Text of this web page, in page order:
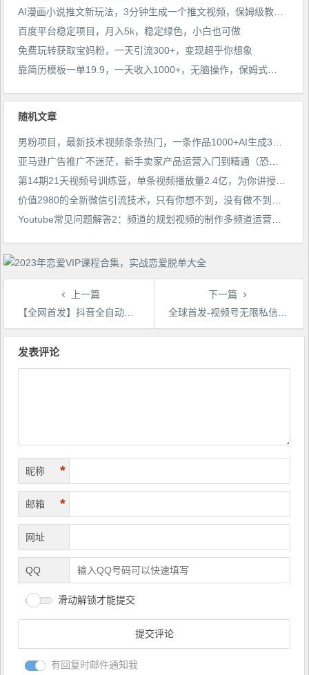
百度平台稳定项目，月入5k，稳定绿色，小白也可做
免费玩转获取宝妈粉，一天引流300+，变现超乎你想象
随机文章
上一篇
【全网首发】抖音全自动暴力引流精准粉技术【脚本+教程】
下一篇
全球首发-视频号无限私信术-直接触达不屏蔽【揭秘】
文
发表评论
昵称 *
邮箱 *
网址
QQ
滑动解锁才能提交
有回复时邮件通知我